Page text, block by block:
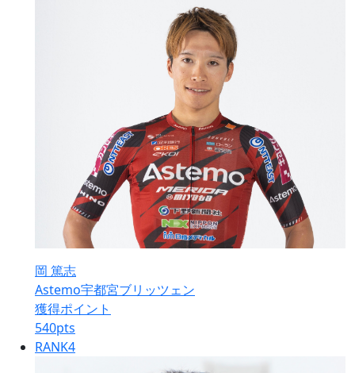
岡 篤志
Astemo宇都宮ブリッツェン
獲得ポイント
540pts
RANK4